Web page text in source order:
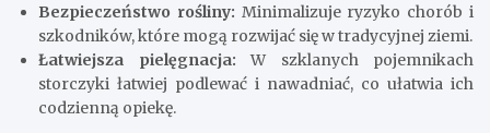
Bezpieczeństwo rośliny: Minimalizuje ryzyko chorób i
szkodników, które mogą rozwijać się w tradycyjnej ziemi.
Łatwiejsza pielęgnacja: W szklanych pojemnikach
storczyki łatwiej podlewać i nawadniać, co ułatwia ich
codzienną opiekę.